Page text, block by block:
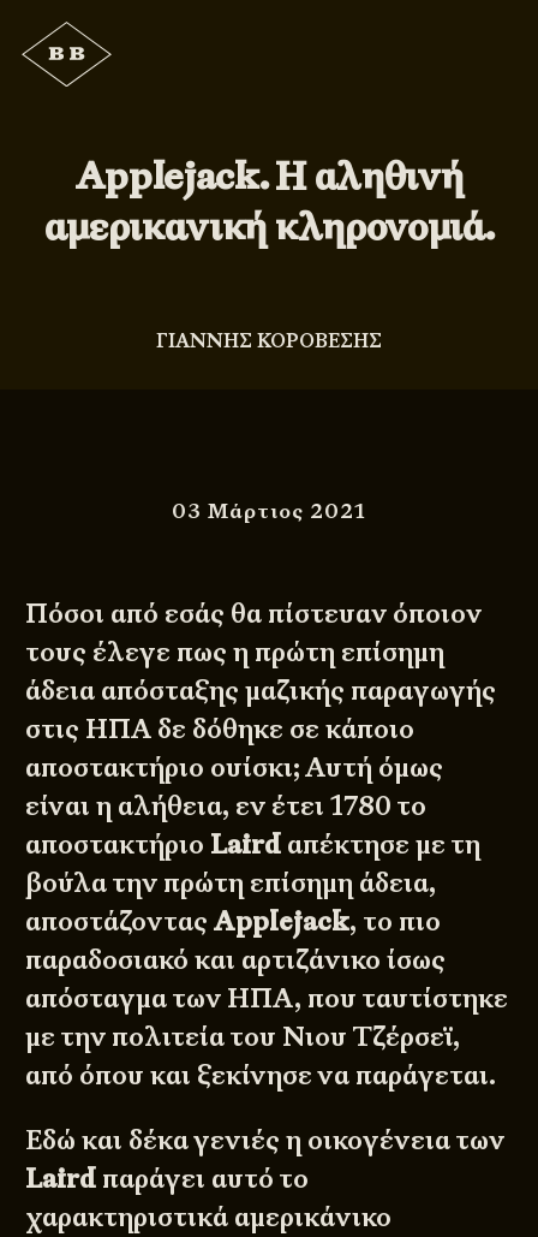
Applejack. Η αληθινή
αμερικανική κληρονομιά.
ΓΙΑΝΝΗΣ ΚΟΡΟΒΕΣΗΣ
03 Μάρτιος 2021
Πόσοι από εσάς θα πίστευαν όποιον
τους έλεγε πως η πρώτη επίσημη
άδεια απόσταξης μαζικής παραγωγής
στις ΗΠΑ δε δόθηκε σε κάποιο
αποστακτήριο ουίσκι; Αυτή όμως
είναι η αλήθεια, εν έτει 1780 το
αποστακτήριο Laird απέκτησε με τη
βούλα την πρώτη επίσημη άδεια,
αποστάζονταςApplejack, το πιο
παραδοσιακό και αρτιζάνικο ίσως
απόσταγμα των ΗΠΑ, που ταυτίστηκε
με την πολιτεία του Νιου Τζέρσεϊ,
από όπου και ξεκίνησε να παράγεται.
Εδώ και δέκα γενιές η οικογένεια των
Laird παράγει αυτό το
χαρακτηριστικά αμερικάνικο